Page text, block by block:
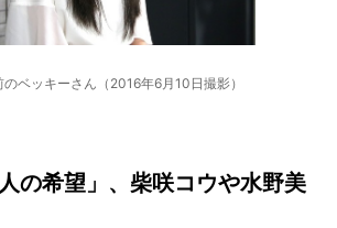
ベッキーさん（2016年6月10日撮影）
の希望」、柴咲コウや水野美